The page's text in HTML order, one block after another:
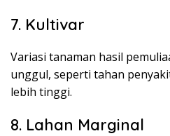
7. Kultivar
Variasi tanaman hasil
unggul, seperti tahan
lebih tinggi.
8. Lahan Marginal